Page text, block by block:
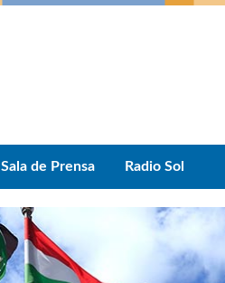
Sala de Prensa Radio Sol